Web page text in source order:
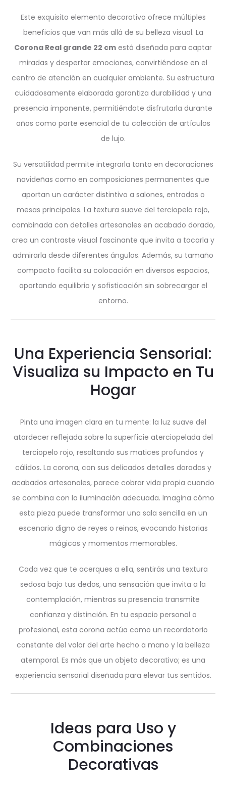
Este exquisito elemento decorativo ofrece múltiples
beneficios que van más allá de su belleza visual. La
Corona Real grande 22 cm está diseñada para captar
miradas y despertar emociones, convirtiéndose en el
centro de atención en cualquier ambiente. Su estructura
cuidadosamente elaborada garantiza durabilidad y una
presencia imponente, permitiéndote disfrutarla durante
años como parte esencial de tu colección de artículos
de lujo.
Su versatilidad permite integrarla tanto en decoraciones
navideñas como en composiciones permanentes que
aportan un carácter distintivo a salones, entradas o
mesas principales. La textura suave del terciopelo rojo,
combinada con detalles artesanales en acabado dorado,
crea un contraste visual fascinante que invita a tocarla y
admirarla desde diferentes ángulos. Además, su tamaño
compacto facilita su colocación en diversos espacios,
aportando equilibrio y sofisticación sin sobrecargar el
entorno.
Una Experiencia Sensorial:
Visualiza su Impacto en Tu
Hogar
Pinta una imagen clara en tu mente: la luz suave del
atardecer reflejada sobre la superficie aterciopelada del
terciopelo rojo, resaltando sus matices profundos y
cálidos. La corona, con sus delicados detalles dorados y
acabados artesanales, parece cobrar vida propia cuando
se combina con la iluminación adecuada. Imagina cómo
esta pieza puede transformar una sala sencilla en un
escenario digno de reyes o reinas, evocando historias
mágicas y momentos memorables.
Cada vez que te acerques a ella, sentirás una textura
sedosa bajo tus dedos, una sensación que invita a la
contemplación, mientras su presencia transmite
confianza y distinción. En tu espacio personal o
profesional, esta corona actúa como un recordatorio
constante del valor del arte hecho a mano y la belleza
atemporal. Es más que un objeto decorativo; es una
experiencia sensorial diseñada para elevar tus sentidos.
Ideas para Uso y
Combinaciones
Decorativas